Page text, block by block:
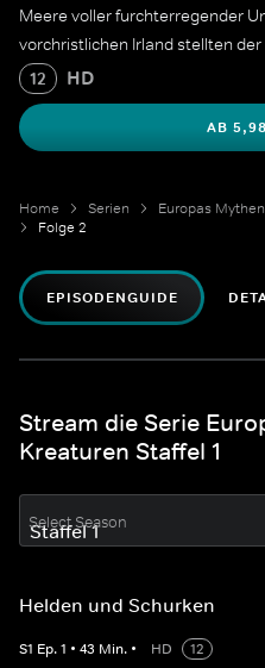
Meere voller furchterregender
vorchristlichen Irland stellten
gegenüber, ein verlockendes
Wildnis lauerte.
12 HD
AB
Home Serien Europas
Folge 2
EPISODENGUIDE
Stream die Serie
Kreaturen Staffel 1
Select Season
Helden und Schurken
S1 Ep.1 • 43 Min. • HD
12